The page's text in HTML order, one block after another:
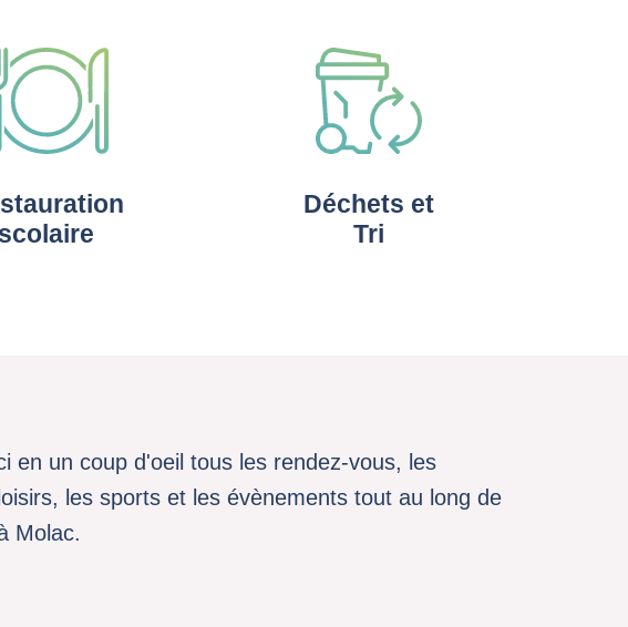
scolaire
Déchets et
Tri
en un coup d'oeil tous les rendez-vous, les
les sports et les évènements tout au long de
Molac.